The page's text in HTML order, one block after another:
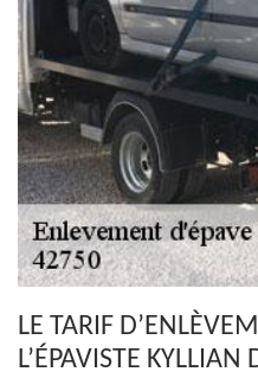
LE TARIF
L’ÉPAVISTE